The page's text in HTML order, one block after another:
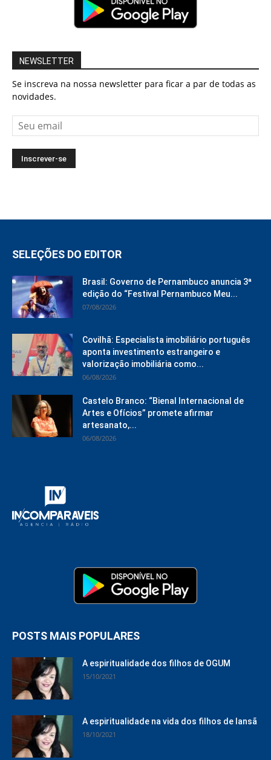
NEWSLETTER
Se inscreva na nossa newsletter para ficar a par de todas as
novidades.
SELEÇÕES DO EDITOR
Brasil: Governo de Pernambuco anuncia 3ª
edição do “Festival Pernambuco Meu...
07/08/2026
Covilhã: Especialista imobiliário português
aponta investimento estrangeiro e
valorização imobiliária como...
06/08/2026
Castelo Branco: “Bienal Internacional de
Artes e Ofícios” promete afirmar
artesanato,...
06/08/2026
POSTS MAIS POPULARES
A espiritualidade dos filhos de OGUM
15/10/2021
A espiritualidade na vida dos filhos de Iansã
18/10/2021